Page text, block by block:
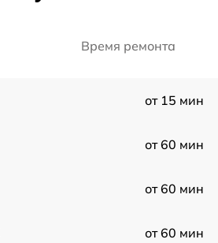
Время ремонта
от 15 мин
от 60 мин
от 60 мин
от 60 мин